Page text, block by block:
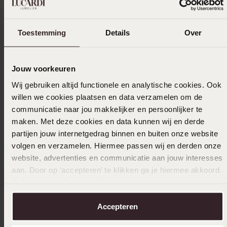
Toestemming Details Over
Jouw voorkeuren
Wij gebruiken altijd functionele en analytische cookies. Ook
willen we cookies plaatsen en data verzamelen om de
communicatie naar jou makkelijker en persoonlijker te
maken. Met deze cookies en data kunnen wij en derde
partijen jouw internetgedrag binnen en buiten onze website
volgen en verzamelen. Hiermee passen wij en derden onze
website, advertenties en communicatie aan jouw interesses
aan. Door op ‘accepteren’ te klikken ga je hiermee akkoord.
over in onscookiebeleid.
Accepteren